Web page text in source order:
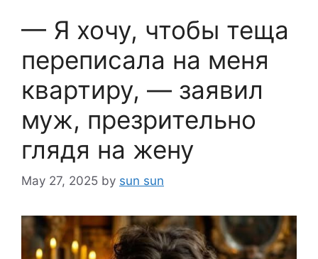
— Я хочу, чтобы теща
переписала на меня
квартиру, — заявил
муж, презрительно
глядя на жену
May 27, 2025 by sun sun